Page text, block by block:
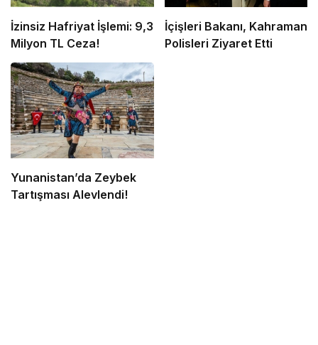
İzinsiz Hafriyat İşlemi: 9,3
Milyon TL Ceza!
İçişleri Bakanı, Kahraman
Polisleri Ziyaret Etti
Yunanistan’da Zeybek
Tartışması Alevlendi!